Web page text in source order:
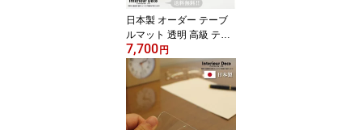
日本製 オーダー テーブ
ルマット 透明 高級 テー
ブルクロス 非転写加工
ビニールマット デスクマ
ット透明 ダイニングテー
ブルマット リビング テ
ーブルマット 2mm厚 55
0mm ( 55cm )×1000mm (
7,700 円